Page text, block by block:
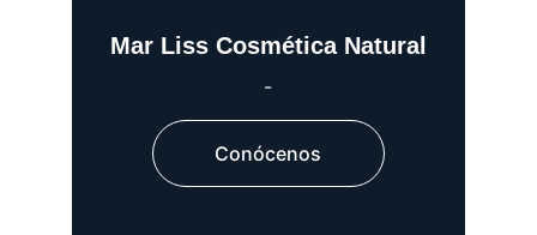
Mar Liss Cosmética Natural
-
Conócenos